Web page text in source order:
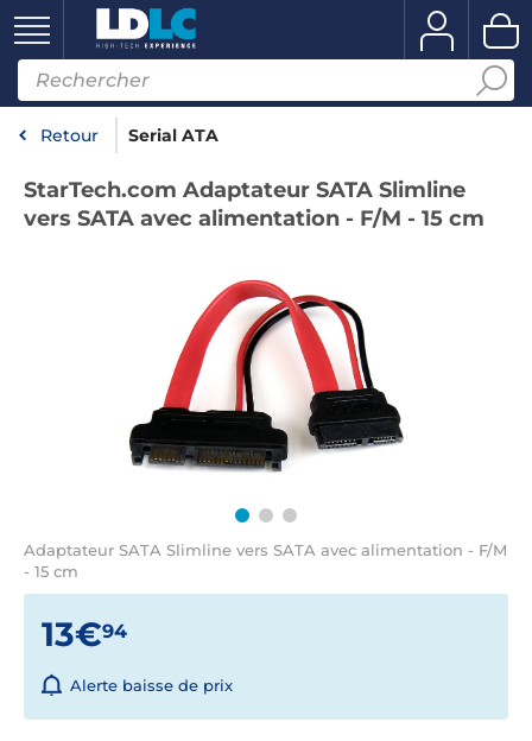
Retour Serial ATA
StarTech.com Adaptateur SATA Slimline
vers SATA avec alimentation - F/M - 15 cm
Adaptateur SATA Slimline vers SATA avec alimentation - F/M
- 15 cm
13€94
Alerte baisse de prix